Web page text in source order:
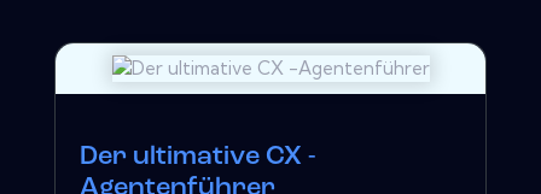
Der ultimative CX -
Agentenführer